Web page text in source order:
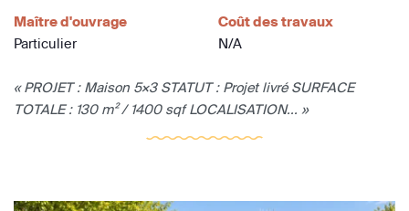
Maître d'ouvrage
Particulier
Coût des travaux
N/A
« PROJET : Maison 5×3 STATUT : Projet livré SURFACE
TOTALE : 130 m² / 1400 sqf LOCALISATION... »